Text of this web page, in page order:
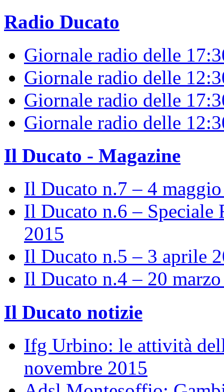
Radio Ducato
Giornale radio delle
Giornale radio delle
Giornale radio delle
Giornale radio delle
Il Ducato - Magazine
Il Ducato n.7 – 4
Il Ducato n.6 – Speciale
2015
Il Ducato n.5 – 3 aprile
Il Ducato n.4 – 20
Il Ducato notizie
Ifg Urbino: le attività
novembre 2015